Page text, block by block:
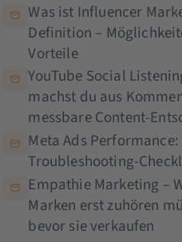
Was ist Influencer
Definition –
Vorteile
YouTube Social
machst du aus
messbare Content-
Meta Ads Performance:
Troubleshooting-
Empathie Marketing –
Marken erst zuhören
bevor sie verkaufen